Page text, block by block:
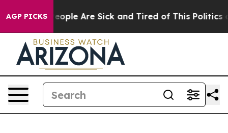
AGP PICKS
Win: “People Are Sick and Tired of This Politics of